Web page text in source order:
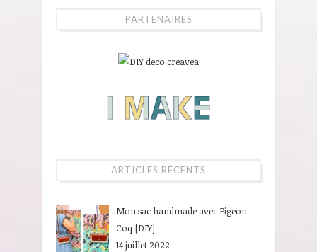
PARTENAIRES
ARTICLES RÉCENTS
Mon sac handmade avec Pigeon
Coq {DIY}
14 juillet 2022